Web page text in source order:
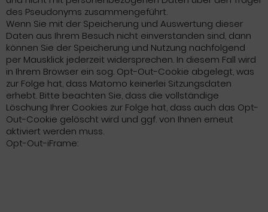
des Pseudonyms zusammengeführt.
Wenn Sie mit der Speicherung und Auswertung dieser
Daten aus Ihrem Besuch nicht einverstanden sind, dann
können Sie der Speicherung und Nutzung nachfolgend
per Mausklick jederzeit widersprechen. In diesem Fall wird
in Ihrem Browser ein sog. Opt-Out-Cookie abgelegt, was
zur Folge hat, dass Matomo keinerlei Sitzungsdaten
erhebt. Bitte beachten Sie, dass die vollständige
Löschung Ihrer Cookies zur Folge hat, dass auch das Opt-
Out-Cookie gelöscht wird und ggf. von Ihnen erneut
aktiviert werden muss.
Opt-Out-iFrame: